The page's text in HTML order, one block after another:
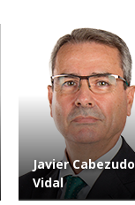
Javier Cabezudo
Vidal